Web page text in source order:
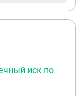
иск по